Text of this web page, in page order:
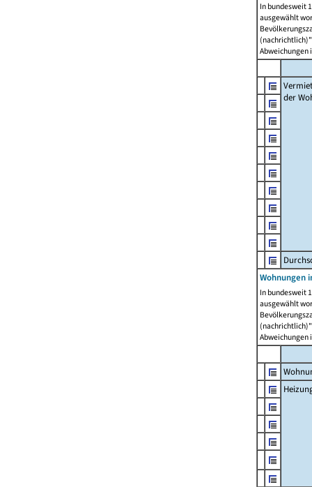
In bundesweit
ausgewählt
Abweichungen
der
Wohnungen
In bundesweit
ausgewählt
Abweichungen